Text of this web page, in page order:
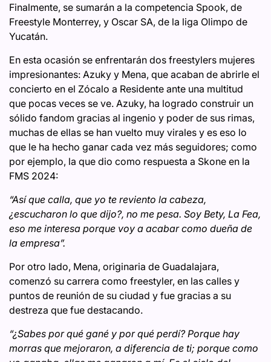
Finalmente, se sumarán a la competencia Spook, de
Freestyle Monterrey, y Oscar SA, de la liga Olimpo de
Yucatán.
En esta ocasión se enfrentarán dos freestylers mujeres
impresionantes: Azuky y Mena, que acaban de abrirle el
concierto en el Zócalo a Residente ante una multitud
que pocas veces se ve. Azuky, ha logrado construir un
sólido fandom gracias al ingenio y poder de sus rimas,
muchas de ellas se han vuelto muy virales y es eso lo
que le ha hecho ganar cada vez más seguidores; como
por ejemplo, la que dio como respuesta a Skone en la
FMS 2024:
“Así que calla, que yo te reviento la cabeza,
¿escucharon lo que dijo?, no me pesa. Soy Bety, La Fea,
eso me interesa porque voy a acabar como dueña de
la empresa”.
Por otro lado, Mena, originaria de Guadalajara,
comenzó su carrera como freestyler, en las calles y
puntos de reunión de su ciudad y fue gracias a su
destreza que fue destacando.
“¿Sabes por qué gané y por qué perdí? Porque hay
morras que mejoraron, a diferencia de ti; porque como